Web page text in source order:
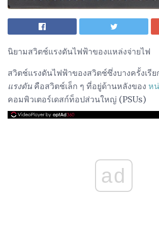
นิยามสวิตช์แรงดันไฟฟ้าของแหล่งจ่ายไฟ
สวิตช์แรงดันไฟฟ้าของสวิตช์ซึ่งบางครั้งเรีย
แรงดัน คือสวิตช์เล็ก ๆ ที่อยู่ด้านหลังของ ห
คอมพิวเตอร์เดสก์ท็อปส่วนใหญ่ (PSUs)
ad